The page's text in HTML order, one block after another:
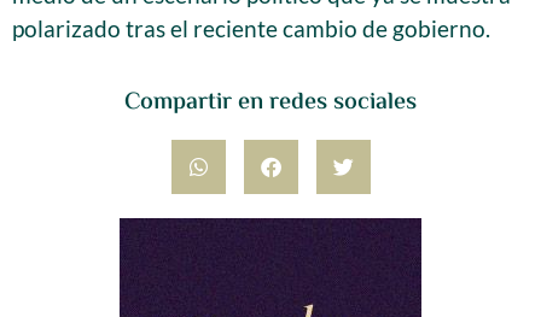
Compartir en redes sociales
polarizado tras el reciente cambio de gobierno.